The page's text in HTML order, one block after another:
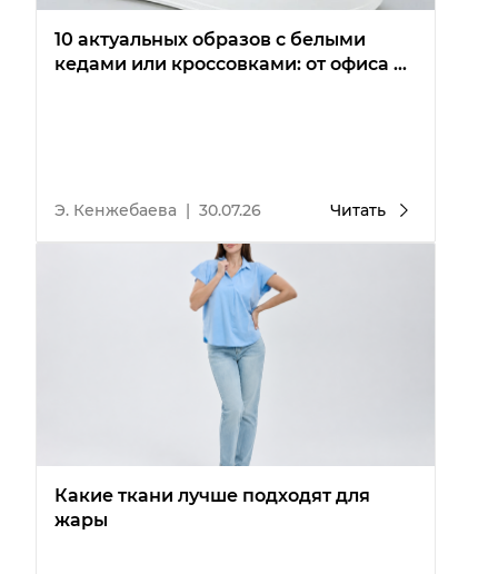
10 актуальных образов с белыми
кедами или кроссовками: от офиса до
Э. Кенжебаева | 30.07.26 Читать
Какие ткани лучше подходят для
жары